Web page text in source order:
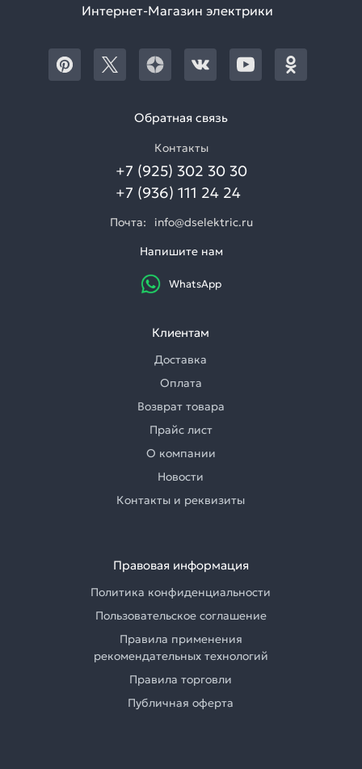
Интернет-Магазин электрики
Обратная связь
Контакты
+7 (925) 302 30 30
+7 (936) 111 24 24
Почта:
info@dselektric.ru
Напишите нам
WhatsApp
Клиентам
Доставка
Оплата
Возврат товара
Прайс лист
О компании
Новости
Контакты и реквизиты
Правовая информация
Политика конфиденциальности
Пользовательское соглашение
Правила применения
рекомендательных технологий
Правила торговли
Публичная оферта